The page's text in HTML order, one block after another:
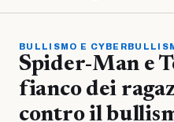
BULLISMO E
Spider-Man e
fianco dei
contro il